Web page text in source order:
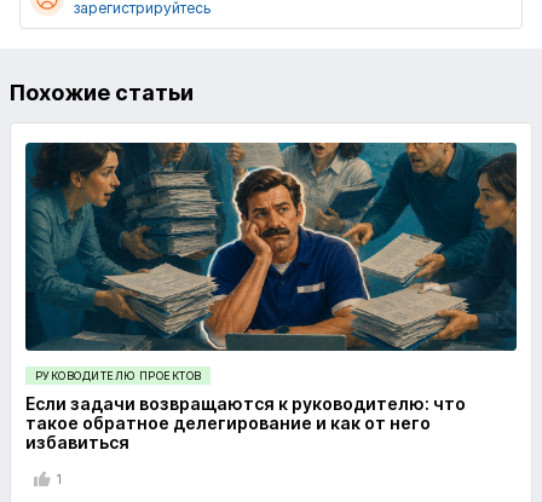
зарегистрируйтесь
Похожие статьи
РУКОВОДИТЕЛЮ ПРОЕКТОВ
Если задачи возвращаются к руководителю: что
такое обратное делегирование и как от него
избавиться
1